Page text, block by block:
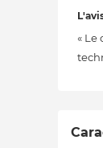
« Le